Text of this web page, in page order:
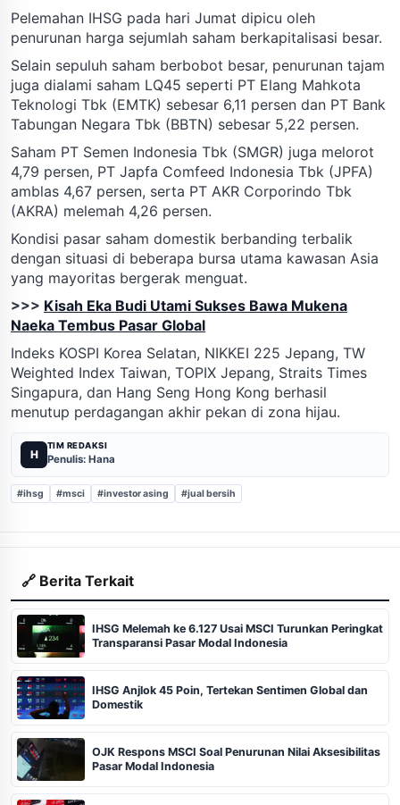
Pelemahan IHSG pada hari Jumat dipicu oleh
penurunan harga sejumlah saham berkapitalisasi besar.
Selain sepuluh saham berbobot besar, penurunan tajam
juga dialami saham LQ45 seperti PT Elang Mahkota
Teknologi Tbk (EMTK) sebesar 6,11 persen dan PT Bank
Tabungan Negara Tbk (BBTN) sebesar 5,22 persen.
Saham PT Semen Indonesia Tbk (SMGR) juga melorot
4,79 persen, PT Japfa Comfeed Indonesia Tbk (JPFA)
amblas 4,67 persen, serta PT AKR Corporindo Tbk
(AKRA) melemah 4,26 persen.
Kondisi pasar saham domestik berbanding terbalik
dengan situasi di beberapa bursa utama kawasan Asia
yang mayoritas bergerak menguat.
>>> Kisah Eka Budi Utami Sukses Bawa Mukena
Naeka Tembus Pasar Global
Indeks KOSPI Korea Selatan, NIKKEI 225 Jepang, TW
Weighted Index Taiwan, TOPIX Jepang, Straits Times
Singapura, dan Hang Seng Hong Kong berhasil
menutup perdagangan akhir pekan di zona hijau.
H
TIM REDAKSI
Penulis: Hana
#ihsg #msci #investor asing #jual bersih
🔗 Berita Terkait
IHSG Melemah ke 6.127 Usai MSCI Turunkan Peringkat
Transparansi Pasar Modal Indonesia
IHSG Anjlok 45 Poin, Tertekan Sentimen Global dan
Domestik
OJK Respons MSCI Soal Penurunan Nilai Aksesibilitas
Pasar Modal Indonesia